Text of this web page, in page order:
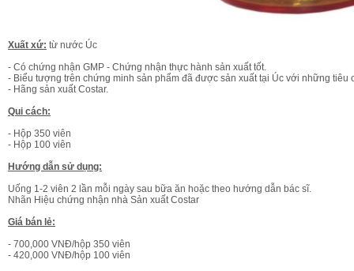
Xuất xứ: từ nước Úc
- Có chứng nhận GMP - Chứng nhận thực hành sản xuất tốt.
- Biểu tượng trên chứng minh sản phẩm đã được sản xuất tại Úc với những tiêu
- Hãng sản xuất Costar.
Qui cách:
- Hộp 350 viên
- Hộp 100 viên
Hướng dẫn sử dụng:
Uống 1-2 viên 2 lần mỗi ngày sau bữa ăn hoặc theo hướng dẫn bác sĩ.
Nhãn Hiệu chứng nhận nhà Sản xuất Costar
Giá bán lẻ:
- 700,000 VNĐ/hộp 350 viên
- 420,000 VNĐ/hộp 100 viên